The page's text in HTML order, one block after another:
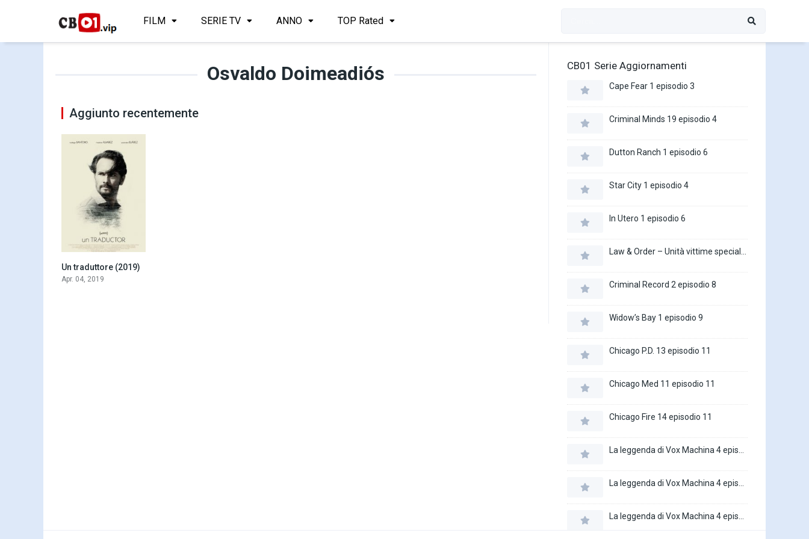
FILM SERIE TV ANNO TOP Rated
Osvaldo Doimeadiós
Aggiunto recentemente
7.1
Un traduttore (2019)
Apr. 04, 2019
CB01 Serie Aggiornamenti
Cape Fear 1 episodio 3
Criminal Minds 19 episodio 4
Dutton Ranch 1 episodio 6
Star City 1 episodio 4
In Utero 1 episodio 6
Criminal Record 2 episodio 8
Widow’s Bay 1 episodio 9
Chicago P.D. 13 episodio 11
Chicago Med 11 episodio 11
Chicago Fire 14 episodio 11